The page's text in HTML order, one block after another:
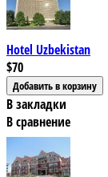
Hotel Uzbekistan
$70
В закладки
В сравнение